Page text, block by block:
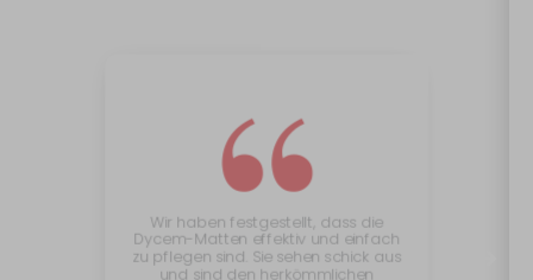
Wir haben festgestellt, dass die
Dycem-Matten effektiv und einfach
zu pflegen sind. Sie sehen schick aus
und sind den herkömmlichen